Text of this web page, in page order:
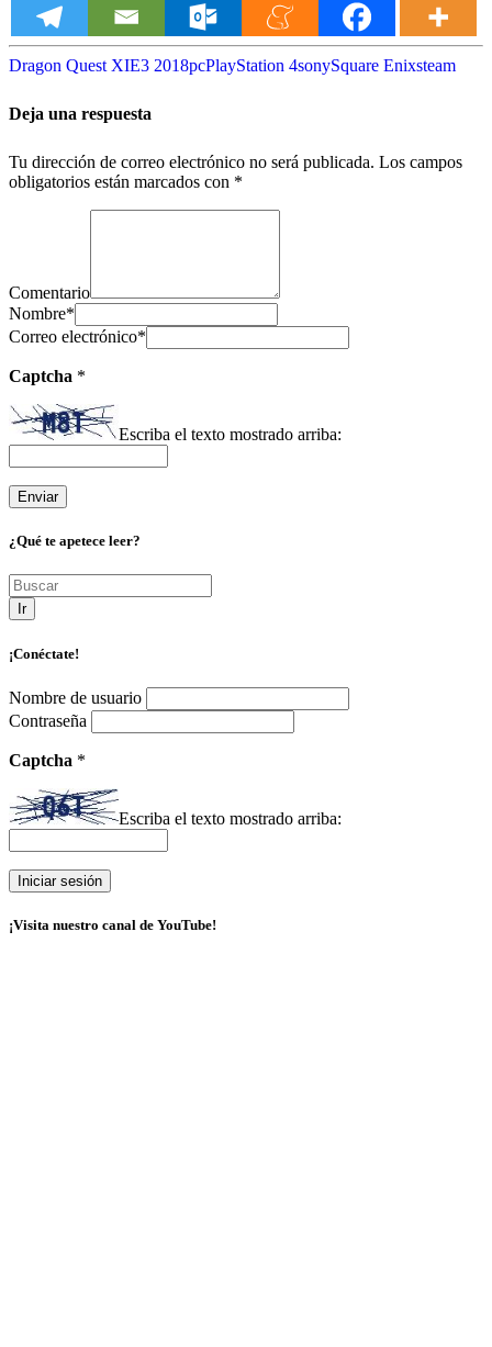
Dragon Quest XIE3 2018pcPlayStation 4sonySquare Enixsteam
Deja una respuesta
Tu dirección de correo electrónico no será publicada. Los campos
obligatorios están marcados con *
Comentario
Nombre*
Correo electrónico*
Captcha *
Escriba el texto mostrado arriba:
¿Qué te apetece leer?
Ir
¡Conéctate!
Nombre de usuario
Contraseña
Captcha *
Escriba el texto mostrado arriba:
¡Visita nuestro canal de YouTube!